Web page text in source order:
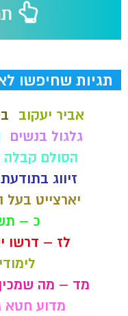
תגיות שחיפשו
אביר יעקוב
גלגול בנשים
הסולם קבלה
זיווג
יארצייט בעל
כ –
לז – דרשו
מד – מה
מדוע חטא